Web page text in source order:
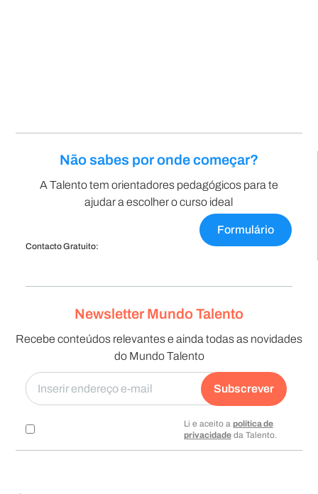
Não sabes por onde começar?
A Talento tem orientadores pedagógicos para te
ajudar a escolher o curso ideal
Contacto Gratuito:
Formulário
Newsletter Mundo Talento
Recebe conteúdos relevantes e ainda todas as novidades
do Mundo Talento
Li e aceito a política de
privacidadeda Talento.
Subscrever